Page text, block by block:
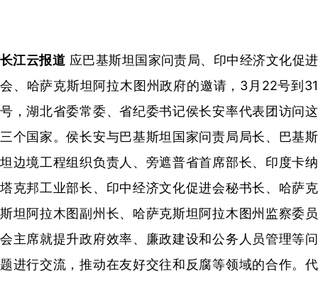
长江云报道 应巴基斯坦国家问责局、印中经济文化促进
会、哈萨克斯坦阿拉木图州政府的邀请，3月22号到31
号，湖北省委常委、省纪委书记侯长安率代表团访问这
三个国家。侯长安与巴基斯坦国家问责局局长、巴基斯
坦边境工程组织负责人、旁遮普省首席部长、印度卡纳
塔克邦工业部长、印中经济文化促进会秘书长、哈萨克
斯坦阿拉木图副州长、哈萨克斯坦阿拉木图州监察委员
会主席就提升政府效率、廉政建设和公务人员管理等问
题进行交流，推动在友好交往和反腐等领域的合作。代